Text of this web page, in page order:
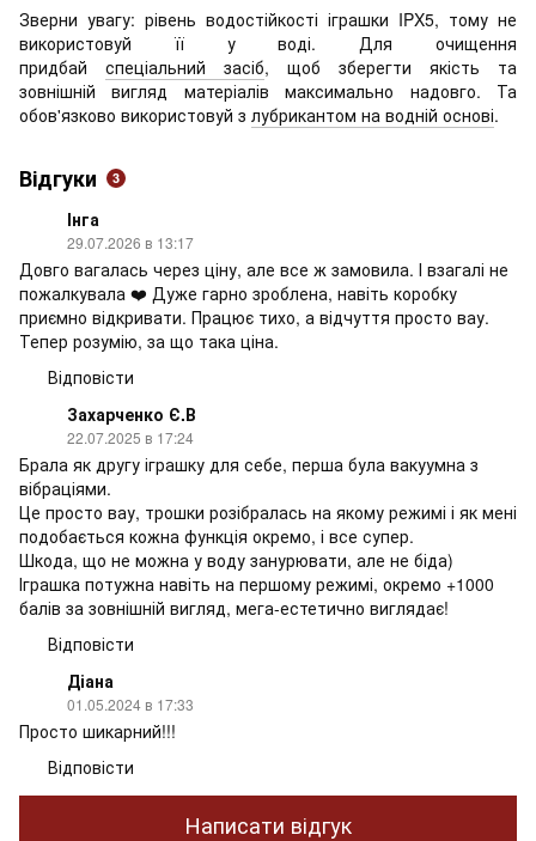
Зверни увагу: рівень водостійкості іграшки IPX5, тому не
використовуй її у воді. Для очищення
придбай спеціальний засіб, щоб зберегти якість та
зовнішній вигляд матеріалів максимально надовго. Та
обов'язково використовуй з лубрикантом на водній основі.
Відгуки 3
Інга
29.07.2026 в 13:17
Довго вагалась через ціну, але все ж замовила. І взагалі не
пожалкувала ❤️ Дуже гарно зроблена, навіть коробку
приємно відкривати. Працює тихо, а відчуття просто вау.
Тепер розумію, за що така ціна.
Відповісти
Захарченко Є.В
22.07.2025 в 17:24
Брала як другу іграшку для себе, перша була вакуумна з
вібраціями.
Це просто вау, трошки розібралась на якому режимі і як мені
подобається кожна функція окремо, і все супер.
Шкода, що не можна у воду занурювати, але не біда)
Іграшка потужна навіть на першому режимі, окремо +1000
балів за зовнішній вигляд, мега-естетично виглядає!
Відповісти
Діана
01.05.2024 в 17:33
Просто шикарний!!!
Відповісти
Написати відгук